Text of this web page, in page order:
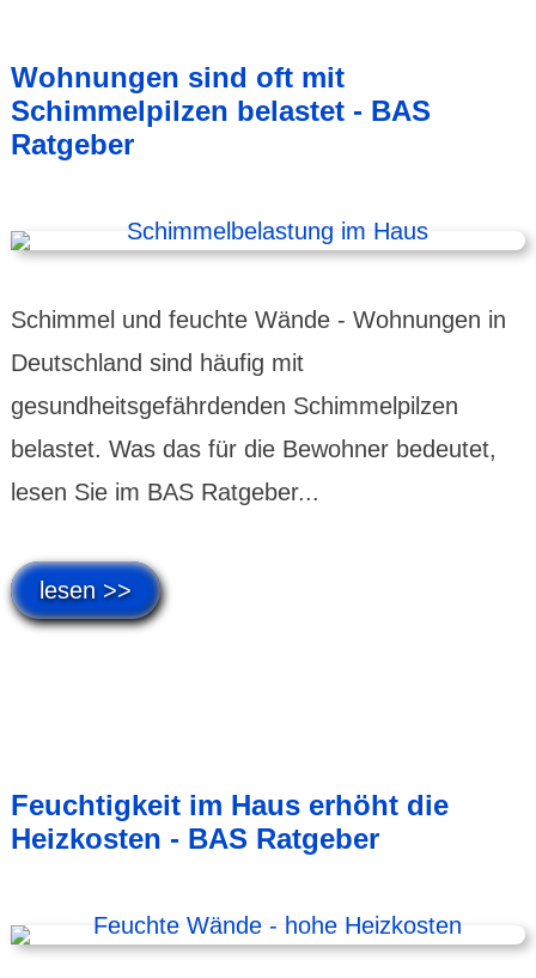
Wohnungen sind oft mit
Schimmelpilzen belastet - BAS
Ratgeber
Schimmel und feuchte Wände - Wohnungen in
Deutschland sind häufig mit
gesundheitsgefährdenden Schimmelpilzen
belastet. Was das für die Bewohner bedeutet,
lesen Sie im BAS Ratgeber...
lesen >>
Feuchtigkeit im Haus erhöht die
Heizkosten - BAS Ratgeber